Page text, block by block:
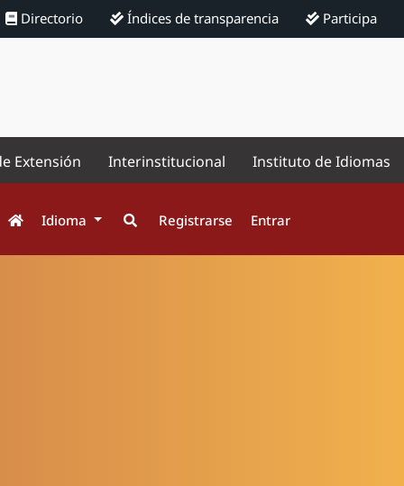
Directorio Índices de transparencia Participa
Extensión Interinstitucional Instituto de Idiomas
Idioma Registrarse Entrar